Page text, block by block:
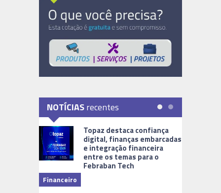
NOTÍCIASrecentes
Topaz destaca confiança
digital, finanças embarcadas
e integração financeira
entre os temas para o
Febraban Tech
Financeiro